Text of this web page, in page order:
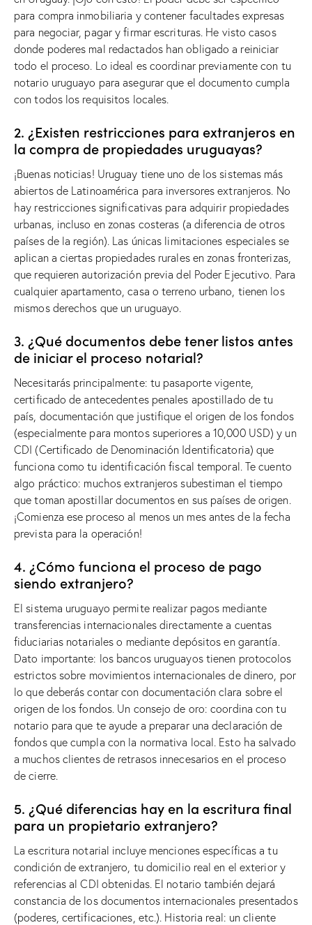
para compra inmobiliaria y contener facultades expresas
para negociar, pagar y firmar escrituras. He visto casos
donde poderes mal redactados han obligado a reiniciar
todo el proceso. Lo ideal es coordinar previamente con tu
notario uruguayo para asegurar que el documento cumpla
con todos los requisitos locales.
2. ¿Existen restricciones para extranjeros en
la compra de propiedades uruguayas?
¡Buenas noticias! Uruguay tiene uno de los sistemas más
abiertos de Latinoamérica para inversores extranjeros. No
hay restricciones significativas para adquirir propiedades
urbanas, incluso en zonas costeras (a diferencia de otros
países de la región). Las únicas limitaciones especiales se
aplican a ciertas propiedades rurales en zonas fronterizas,
que requieren autorización previa del Poder Ejecutivo. Para
cualquier apartamento, casa o terreno urbano, tienen los
mismos derechos que un uruguayo.
3. ¿Qué documentos debe tener listos antes
de iniciar el proceso notarial?
Necesitarás principalmente: tu pasaporte vigente,
certificado de antecedentes penales apostillado de tu
país, documentación que justifique el origen de los fondos
(especialmente para montos superiores a 10,000 USD) y un
CDI (Certificado de Denominación Identificatoria) que
funciona como tu identificación fiscal temporal. Te cuento
algo práctico: muchos extranjeros subestiman el tiempo
que toman apostillar documentos en sus países de origen.
¡Comienza ese proceso al menos un mes antes de la fecha
prevista para la operación!
4. ¿Cómo funciona el proceso de pago
siendo extranjero?
El sistema uruguayo permite realizar pagos mediante
transferencias internacionales directamente a cuentas
fiduciarias notariales o mediante depósitos en garantía.
Dato importante: los bancos uruguayos tienen protocolos
estrictos sobre movimientos internacionales de dinero, por
lo que deberás contar con documentación clara sobre el
origen de los fondos. Un consejo de oro: coordina con tu
notario para que te ayude a preparar una declaración de
fondos que cumpla con la normativa local. Esto ha salvado
a muchos clientes de retrasos innecesarios en el proceso
de cierre.
5. ¿Qué diferencias hay en la escritura final
para un propietario extranjero?
La escritura notarial incluye menciones específicas a tu
condición de extranjero, tu domicilio real en el exterior y
referencias al CDI obtenidas. El notario también dejará
constancia de los documentos internacionales presentados
(poderes, certificaciones, etc.). Historia real: un cliente